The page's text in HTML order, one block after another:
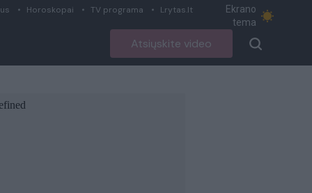
Horoskopai TV programa Lrytas.lt
Ekrano
tema
Atsiųskite video